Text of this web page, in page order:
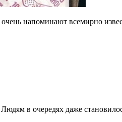
напоминают всемирно
в очередях даже